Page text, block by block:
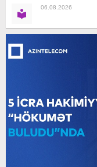
06.08.2026